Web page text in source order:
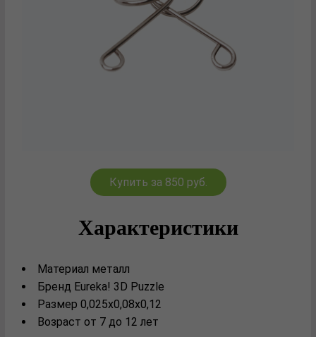
Купить за 850 руб.
Характеристики
Материал металл
Бренд Eureka! 3D Puzzle
Размер 0,025х0,08х0,12
Возраст от 7 до 12 лет